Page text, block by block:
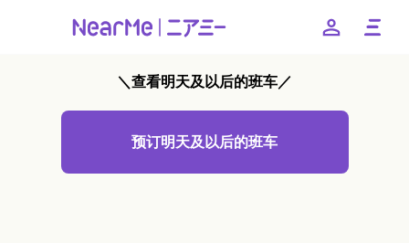
＼查看明天及以后的班车／
预订明天及以后的班车